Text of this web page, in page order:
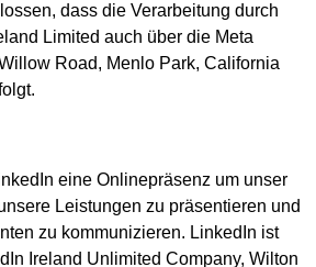
dass die Verarbeitung durch
Limited auch über die Meta
Road, Menlo Park, California
eine Onlinepräsenz um unser
Leistungen zu präsentieren und
zu kommunizieren. LinkedIn ist
Ireland Unlimited Company, Wilton